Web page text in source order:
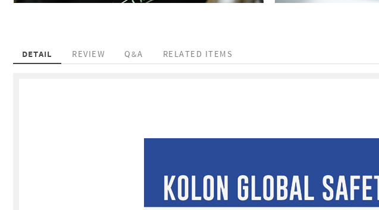
DETAIL REVIEW Q&A RELATED ITEMS